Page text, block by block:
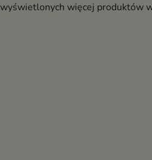
więcej produktów